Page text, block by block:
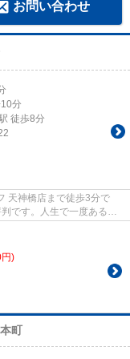
お問い合わせ
10分
徒歩8分
天神橋店まで徒歩3分で
です。人生で一度あるか
)
町